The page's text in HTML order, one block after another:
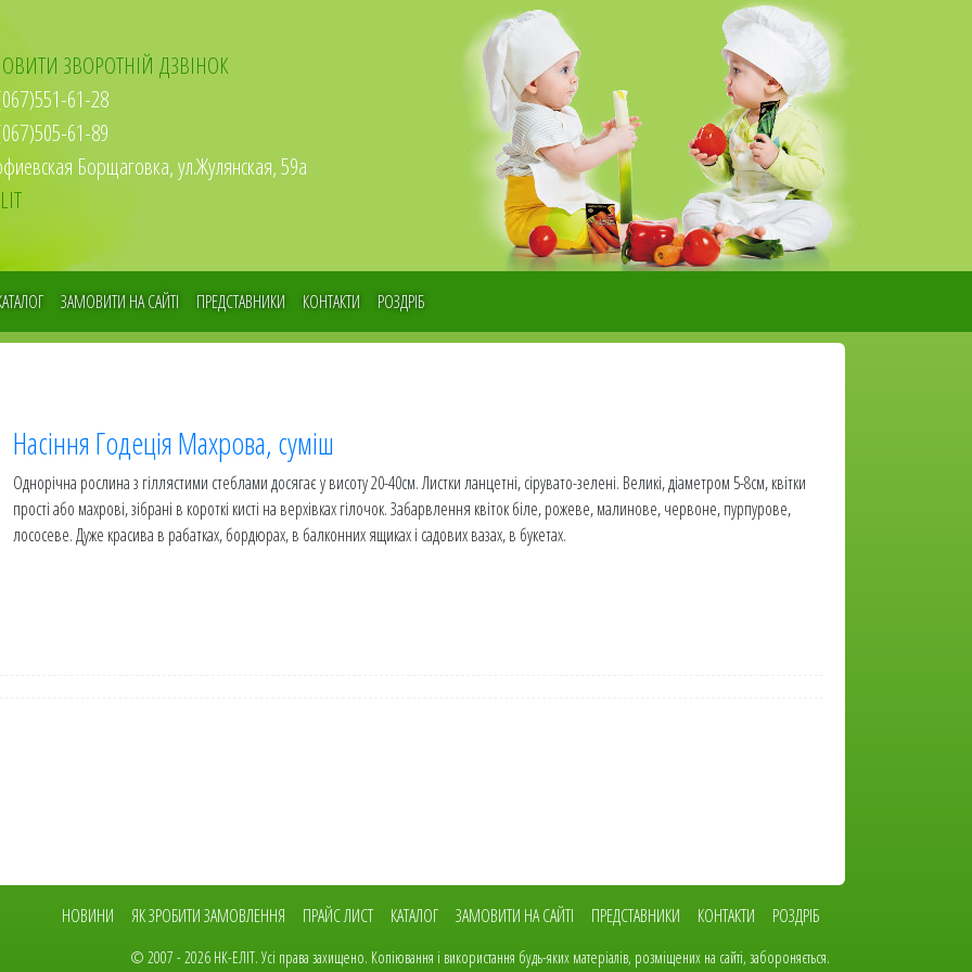
ЗВОРОТНІЙ ДЗВІНОК
61-28
61-89
Борщаговка, ул.Жулянская, 59а
ЗАМОВИТИ НА САЙТІ ПРЕДСТАВНИКИ КОНТАКТИ РОЗДРІБ
Насіння Годеція Махрова, суміш
Однорічна рослина з гіллястими стеблами досягає у висоту 20-40см. Листки ланцетні, сірувато-зелені. Великі, діаметром 5-8см, квітки
прості або махрові, зібрані в короткі кисті на верхівках гілочок. Забарвлення квіток біле, рожеве, малинове, червоне, пурпурове,
лососеве. Дуже красива в рабатках, бордюрах, в балконних ящиках і садових вазах, в букетах.
Основна
навіґація
НОВИНИ ЯК ЗРОБИТИ ЗАМОВЛЕННЯ ПРАЙС ЛИСТ КАТАЛОГ ЗАМОВИТИ НА САЙТІ ПРЕДСТАВНИКИ КОНТАКТИ РОЗДРІБ
© 2007 - 2026 НК-ЕЛІТ. Усі права захищено. Копіювання і використання будь-яких матеріалів, розміщених на сайті, забороняється.